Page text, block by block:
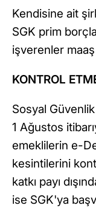
Kendisine ait
SGK prim
işverenler
KONTROL
Sosyal
1 Ağustos
emeklilerin e-
kesintilerini
katkı payı
ise SGK'ya